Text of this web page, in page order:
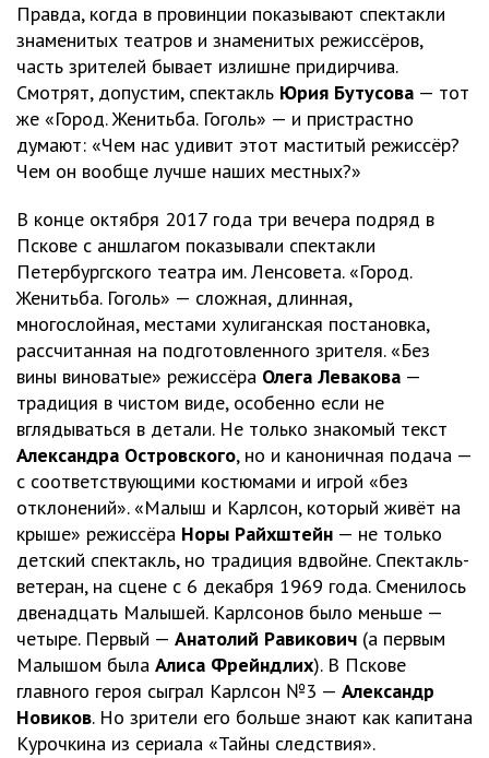
Правда, когда в провинции показывают спектакли
знаменитых театров и знаменитых режиссёров,
часть зрителей бывает излишне придирчива.
Смотрят, допустим, спектакль Юрия Бутусова — тот
же «Город. Женитьба. Гоголь» — и пристрастно
думают: «Чем нас удивит этот маститый режиссёр?
Чем он вообще лучше наших местных?»
В конце октября 2017 года три вечера подряд в
Пскове с аншлагом показывали спектакли
Петербургского театра им. Ленсовета. «Город.
Женитьба. Гоголь» — сложная, длинная,
многослойная, местами хулиганская постановка,
рассчитанная на подготовленного зрителя. «Без
вины виноватые» режиссёра Олега Левакова —
традиция в чистом виде, особенно если не
вглядываться в детали. Не только знакомый текст
Александра Островского, но и каноничная подача —
с соответствующими костюмами и игрой «без
отклонений». «Малыш и Карлсон, который живёт на
крыше» режиссёра Норы Райхштейн — не только
детский спектакль, но традиция вдвойне. Спектакль-
ветеран, на сцене с 6 декабря 1969 года. Сменилось
двенадцать Малышей. Карлсонов было меньше —
четыре. Первый — Анатолий Равикович (а первым
Малышом была Алиса Фрейндлих). В Пскове
главного героя сыграл Карлсон №3 — Александр
Новиков. Но зрители его больше знают как капитана
Курочкина из сериала «Тайны следствия».